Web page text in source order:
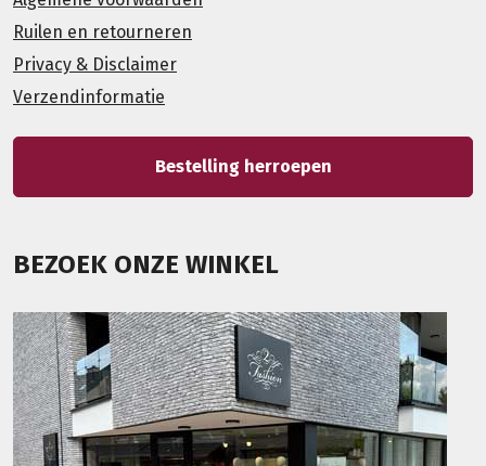
Ruilen en retourneren
Privacy & Disclaimer
Verzendinformatie
Bestelling herroepen
BEZOEK ONZE WINKEL